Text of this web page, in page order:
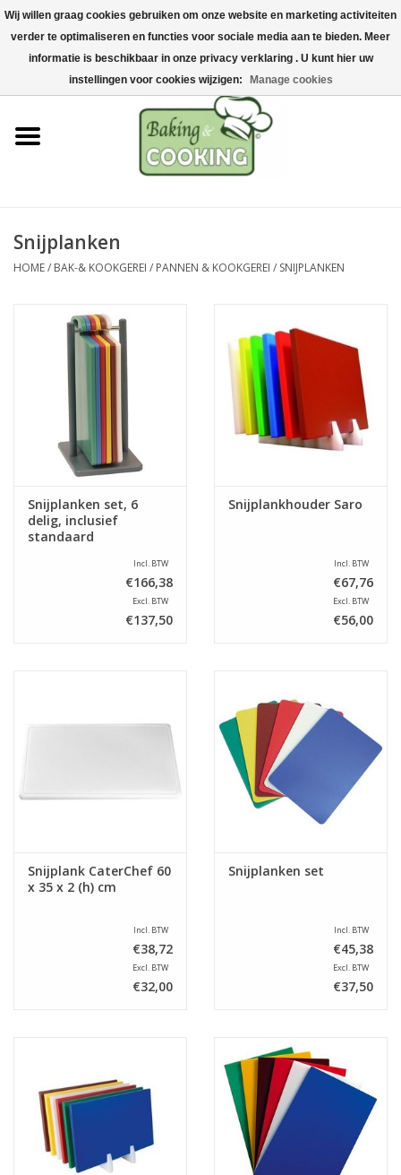
Home
Bak-& kookgerei
Machines & onderdelen
Chocolade & ijsbereiding
Hygiëne & opslag
Grondstoffen & Presentatie
Snijplanken
HOME/ BAK-& KOOKGEREI / PANNEN & KOOKGEREI / SNIJPLANKEN
Snijplanken set, 6
delig, inclusief
standaard
Incl. BTW
€166,38
Excl. BTW
€137,50
Snijplankhouder Saro
Incl. BTW
€67,76
Excl. BTW
€56,00
Snijplank CaterChef 60
x 35 x 2 (h) cm
Incl. BTW
€38,72
Excl. BTW
€32,00
Snijplanken set
Incl. BTW
€45,38
Excl. BTW
€37,50
Wij willen graag cookies gebruiken om onze website en marketing activiteiten
verder te optimaliseren en functies voor sociale media aan te bieden. Meer
informatie is beschikbaar in onze privacy verklaring . U kunt hier uw
instellingen voor cookies wijzigen:
Manage cookies